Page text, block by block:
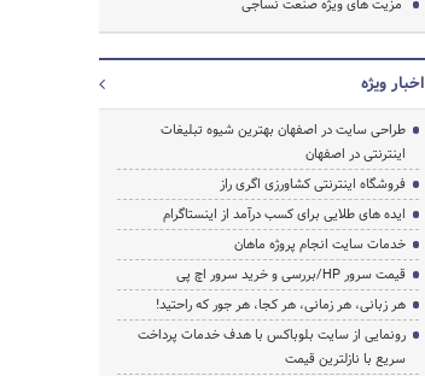
مزیت های ویژه صنعت نساجی
اخبار ویژه
طراحی سایت در اصفهان بهترین شیوه تبلیغات
اینترنتی در اصفهان
فروشگاه اینترنتی کشاورزی اگری راز
ایده های طلایی برای کسب درآمد از اینستاگرام
خدمات سایت انجام پروژه ماهان
قیمت سرور HP/بررسی و خرید سرور اچ پی
هر زبانی، هر زمانی، هر کجا، هر جور که راحتید!
رونمایی از سایت بلوباکس با هدف خدمات پرداخت
سریع با نازلترین قیمت